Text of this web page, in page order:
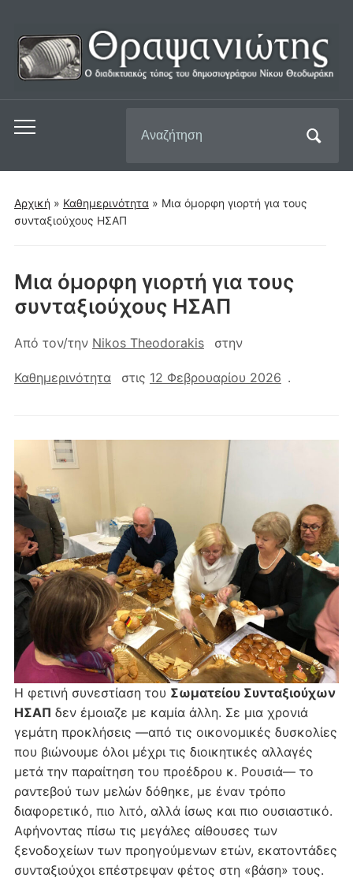
Εναλλαγή
μενού
για
κινητά
για:
Αρχική » Καθημερινότητα » Μια όμορφη γιορτή για τους
συνταξιούχους ΗΣΑΠ
Μια όμορφη γιορτή για τους
συνταξιούχους ΗΣΑΠ
Από τον/την Nikos Theodorakis στην
Καθημερινότητα στις 12 Φεβρουαρίου 2026 .
Η φετινή συνεστίαση του Σωματείου Συνταξιούχων
ΗΣΑΠ δεν έμοιαζε με καμία άλλη. Σε μια χρονιά
γεμάτη προκλήσεις —από τις οικονομικές δυσκολίες
που βιώνουμε όλοι μέχρι τις διοικητικές αλλαγές
μετά την παραίτηση του προέδρου κ. Ρουσιά— το
ραντεβού των μελών δόθηκε, με έναν τρόπο
διαφορετικό, πιο λιτό, αλλά ίσως και πιο ουσιαστικό.
Αφήνοντας πίσω τις μεγάλες αίθουσες των
ξενοδοχείων των προηγούμενων ετών, εκατοντάδες
συνταξιούχοι επέστρεψαν φέτος στη «βάση» τους.